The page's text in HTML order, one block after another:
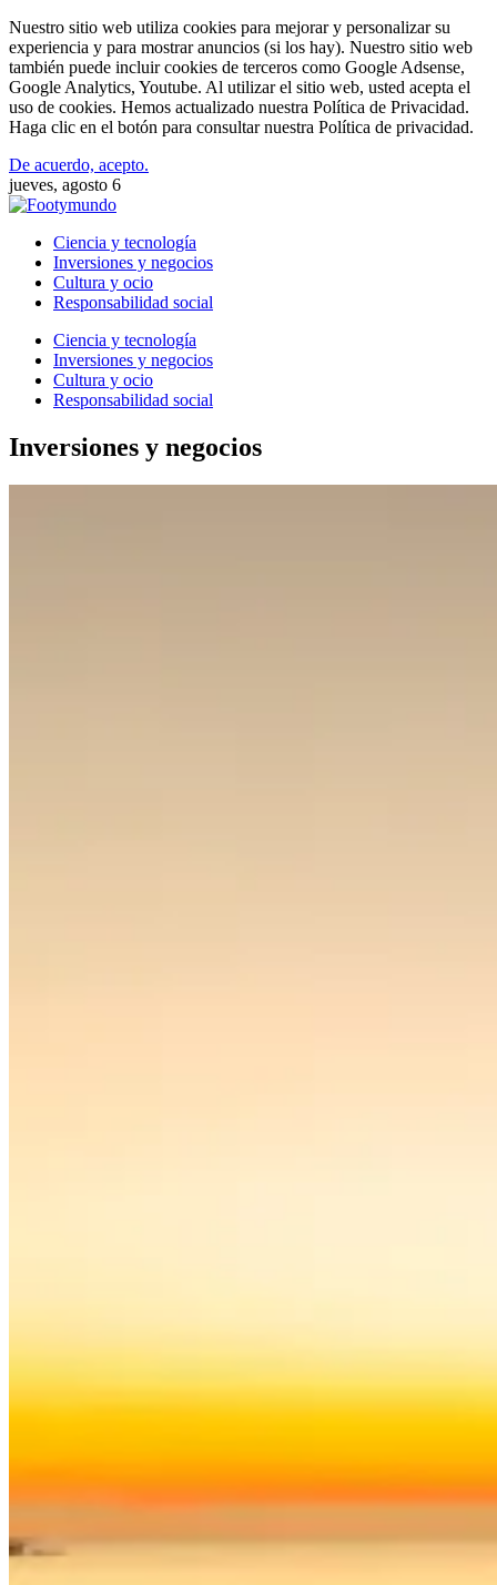
Nuestro sitio web utiliza cookies para mejorar y personalizar su
experiencia y para mostrar anuncios (si los hay). Nuestro sitio web
también puede incluir cookies de terceros como Google Adsense,
Google Analytics, Youtube. Al utilizar el sitio web, usted acepta el
uso de cookies. Hemos actualizado nuestra Política de Privacidad.
Haga clic en el botón para consultar nuestra Política de privacidad.
De acuerdo, acepto.
jueves, agosto 6
Ciencia y tecnología
Inversiones y negocios
Cultura y ocio
Responsabilidad social
Ciencia y tecnología
Inversiones y negocios
Cultura y ocio
Responsabilidad social
Inversiones y negocios